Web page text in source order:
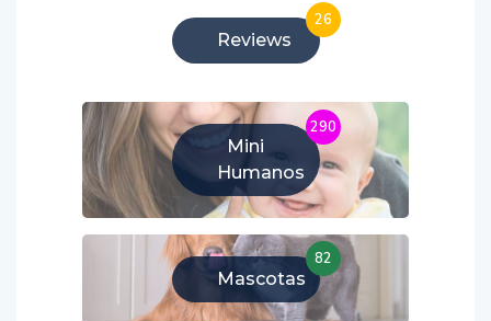
Reviews
26
Mini
Humanos
290
Mascotas
82